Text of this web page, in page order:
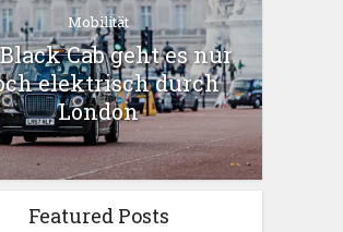
Mobilität
Cab geht es nur
elektrisch durch
London
Featured Posts